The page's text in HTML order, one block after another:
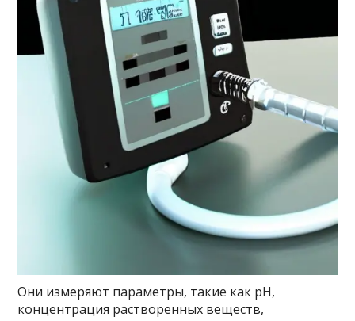
Они измеряют параметры, такие как pH,
концентрация растворенных веществ,